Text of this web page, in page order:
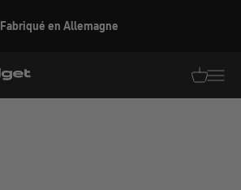
Fabriqué en Allemagne